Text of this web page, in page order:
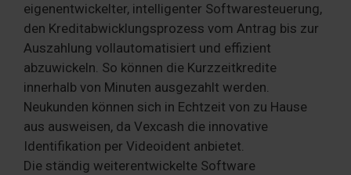
eigenentwickelter, intelligenter Softwaresteuerung,
den Kreditabwicklungsprozess vom Antrag bis zur
Auszahlung vollautomatisiert und effizient
abzuwickeln. So können die Kurzzeitkredite
innerhalb von Minuten ausgezahlt werden.
Neukunden können sich in Echtzeit von zu Hause
aus ausweisen, da Vexcash die innovative
Identifikation per Videoident anbietet.
Die ständig weiterentwickelte Software